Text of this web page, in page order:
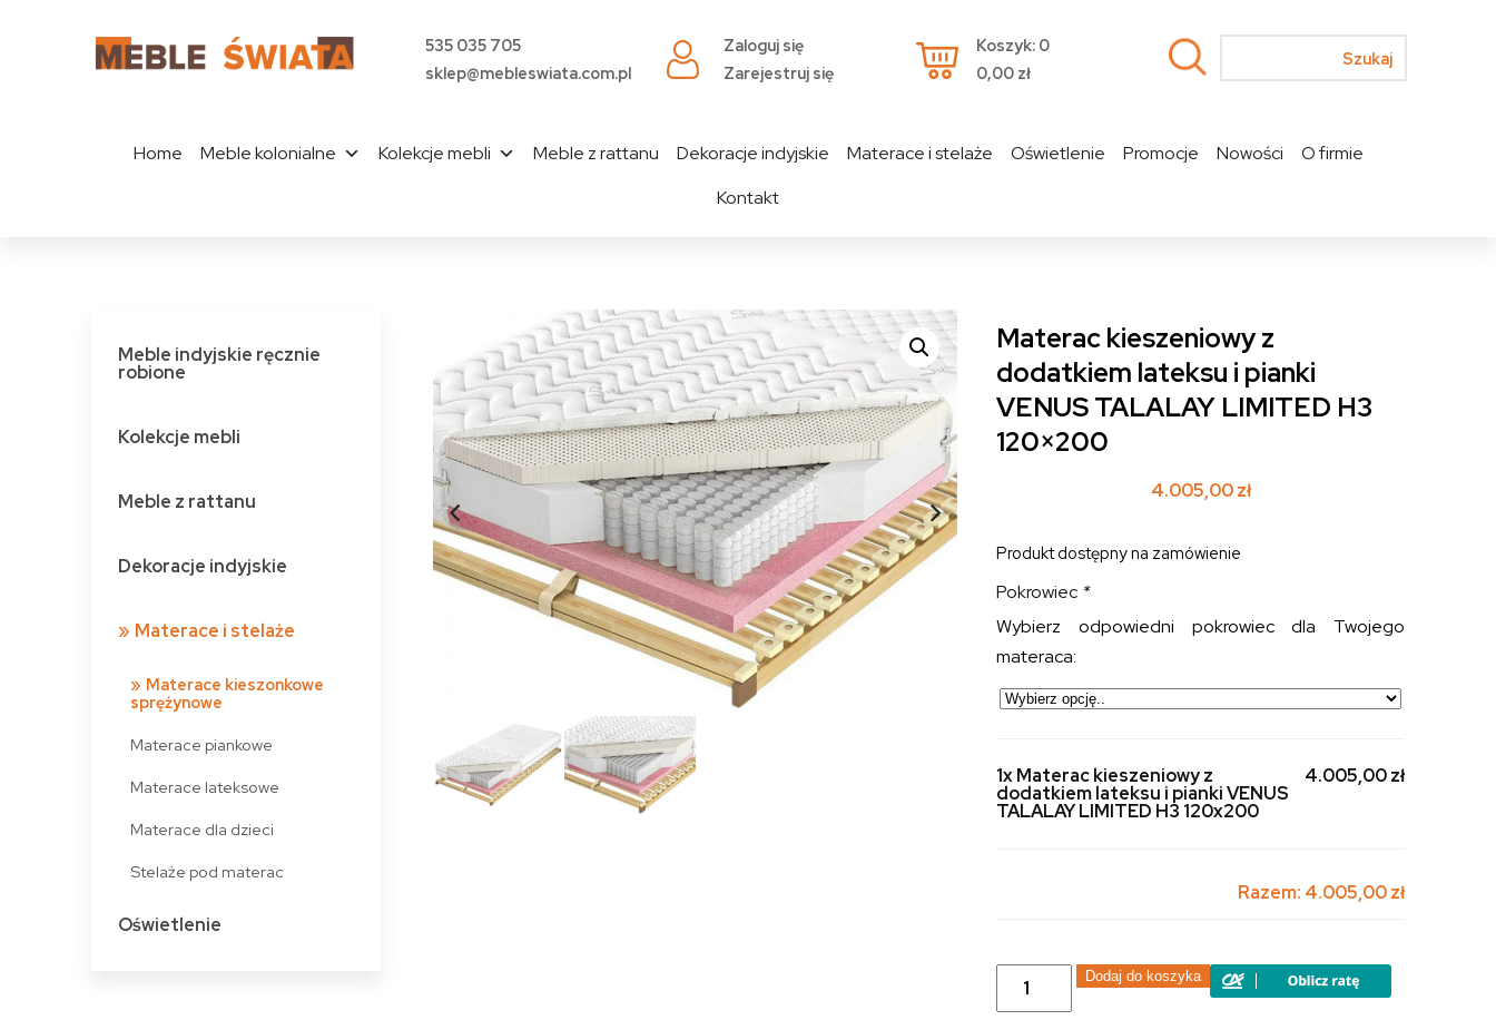
535 035 705
sklep@mebleswiata.com.pl
Zaloguj się
Zarejestruj się
Koszyk: 0
0,00 zł
Home Meble kolonialne Kolekcje mebli Meble z rattanu Dekoracje indyjskie Materace i stelaże Oświetlenie Promocje Nowości
O firmie
Kontakt
Meble indyjskie ręcznie
robione
Kolekcje mebli
Meble z rattanu
Dekoracje indyjskie
Materace i stelaże
Materace kieszonkowe
sprężynowe
Materace piankowe
Materace lateksowe
Materace dla dzieci
Stelaże pod materac
Oświetlenie
Materac kieszeniowy z
dodatkiem lateksu i pianki
VENUS TALALAY LIMITED H3
120×200
4.005,00zł
Produkt dostępny na zamówienie
Pokrowiec *
Wybierz odpowiedni pokrowiec dla Twojego
materaca:
1x Materac kieszeniowy z
dodatkiem lateksu i pianki VENUS
TALALAY LIMITED H3 120x200
4.005,00 zł
Razem: 4.005,00 zł
ilość
Materac
kieszeniowy
Dodaj do koszyka